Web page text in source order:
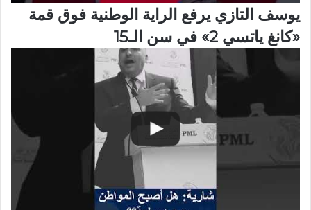
يوسف التازي يرفع الراية الوطنية فوق قمة
«كانغ ياتسي 2» في سن الـ15